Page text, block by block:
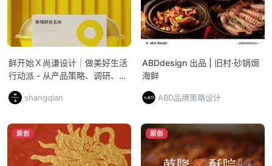
鲜开始Ｘ尚谦设计｜做美好生活
行动派 - 从产品策略、调研、研
牌全案CAS
shangqian
ABDdesign 出品 | 旧村·砂锅焗
海鲜
ABD品牌策略设计
原创 原创